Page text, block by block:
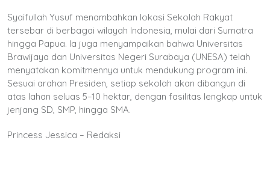
Syaifullah Yusuf menambahkan lokasi Sekolah Rakyat
tersebar di berbagai wilayah Indonesia, mulai dari Sumatra
hingga Papua. Ia juga menyampaikan bahwa Universitas
Brawijaya dan Universitas Negeri Surabaya (UNESA) telah
menyatakan komitmennya untuk mendukung program ini.
Sesuai arahan Presiden, setiap sekolah akan dibangun di
atas lahan seluas 5–10 hektar, dengan fasilitas lengkap untuk
jenjang SD, SMP, hingga SMA.
Princess Jessica – Redaksi